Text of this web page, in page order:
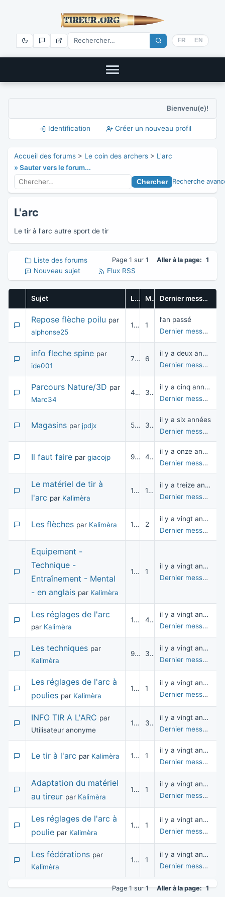
FR EN
Bienvenu(e)!
Identification Créer un nouveau profil
» Sauter vers le forum...
Accueil des forums > Le coin des archers > L'arc
Recherche
L'arc
Le tir à l'arc autre sport de tir
Page 1 sur 1 Aller à la page: 1
Liste des forums
Nouveau sujet
Flux RSS
Sujet Lectures Messages Dernier message
Repose flèche poilu par
alphonse25
115 1
l’an passé
Dernier message
info fleche spine par
ide001
7 540 6
il y a deux années
Dernier message
Parcours Nature/3D par
Marc34
4 483 3
il y a cinq années
Dernier message
Magasins par jpdjx 5 353 3
il y a six années
Dernier message
Il faut faire par giacojp 9 433 4
il y a onze années
Dernier message
Le matériel de tir à
l'arc par Kalimèra
12 056 13
il y a treize années
Dernier message
Les flèches par Kalimèra 11 712 2
il y a vingt années
Dernier message
Equipement -
Technique -
Entraînement - Mental
- en anglais par Kalimèra
10 521 1
il y a vingt années
Dernier message
Les réglages de l'arc
par Kalimèra
10 316 4
il y a vingt années
Dernier message
Les techniques par
Kalimèra
9 994 3
il y a vingt années
Dernier message
Les réglages de l'arc à
poulies par Kalimèra
11 055 1
il y a vingt années
Dernier message
INFO TIR A L'ARC par
Utilisateur anonyme
10 229 3
il y a vingt années
Dernier message
Le tir à l'arc par Kalimèra 10 307 1
il y a vingt années
Dernier message
Adaptation du matériel
au tireur par Kalimèra
10 407 1
il y a vingt années
Dernier message
Les réglages de l'arc à
poulie par Kalimèra
10 337 1
il y a vingt années
Dernier message
Les fédérations par
Kalimèra
10 481 1
il y a vingt années
Dernier message
Page 1 sur 1Aller à la page: 1